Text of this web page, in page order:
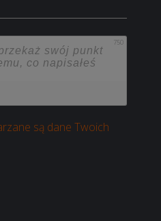
750
są dane Twoich